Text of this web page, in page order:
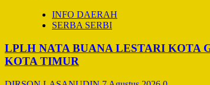
INFO DAERAH
SERBA SERBI
LPLH NATA BUANA LESTARI KOTA
KOTA TIMUR